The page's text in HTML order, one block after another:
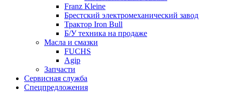
Franz Kleine
Брестский электромеханический завод
Трактор Iron Bull
Б/У техника на продаже
Масла и смазки
FUCHS
Agip
Запчасти
Сервисная служба
Спецпредложения